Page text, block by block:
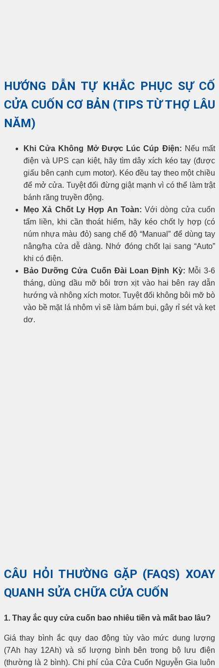
HƯỚNG DẪN TỰ KHẮC PHỤC SỰ CỐ
CỬA CUỐN CƠ BẢN (TIPS TỪ THỢ LÂU
NĂM)
Khi Cửa Không Mở Được Lúc Cúp Điện: Nếu mất
điện và UPS cạn kiệt, hãy tìm dây xích kéo tay (được
giấu bên cạnh cụm motor). Kéo đều tay theo một chiều
để mở cửa. Tuyệt đối đừng giật mạnh vì có thể làm trật
bánh răng truyền động.
Mẹo Xả Chốt Ly Hợp An Toàn: Với dòng cửa cuốn
tấm liền, khi cần thoát hiểm, hãy kéo chốt ly hợp (có
núm nhựa màu đỏ) sang chế độ “Manual” để dùng tay
nâng/hạ cửa dễ dàng. Nhớ đóng chốt lại sang “Auto”
khi có điện.
Bảo Dưỡng Cửa Cuốn Đài Loan Định Kỳ: Mỗi 3-6
tháng, dùng dầu mỡ bôi trơn xịt vào hai bên ray dẫn
hướng và nhông xích motor. Tuyệt đối không bôi mỡ bò
vào bề mặt lá nhôm vì sẽ làm bám bụi, gây rỉ sét và kẹt
dơ.
CÂU HỎI THƯỜNG GẶP (FAQS) XOAY
QUANH SỬA CHỮA CỬA CUỐN
1. Thay ắc quy cửa cuốn bao nhiêu tiền và mất bao lâu?
Giá thay bình ắc quy dao động tùy vào mức dung lượng
(7Ah hay 12Ah) và số lượng bình bên trong bộ lưu điện
(thường là 2 bình). Chi phí của Cửa Cuốn Nguyễn Gia luôn